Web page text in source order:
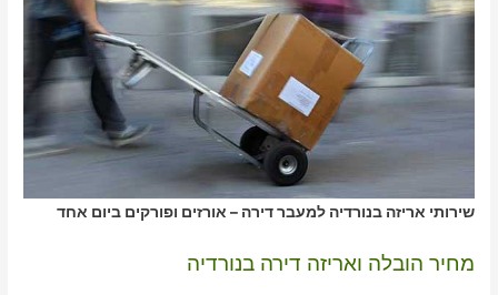
שירותי אריזה בנורדיה למעבר דירה – אורזים ופורקים ביום אחד
מחיר הובלה ואריזה דירה בנורדיה